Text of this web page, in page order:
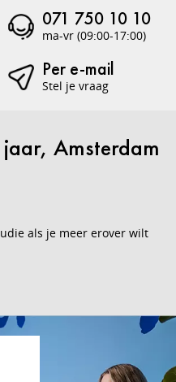
071 750 10 10
ma-vr (09:00-17:00)
Per e-mail
Stel je vraag
Amsterdam
als je meer erover wilt